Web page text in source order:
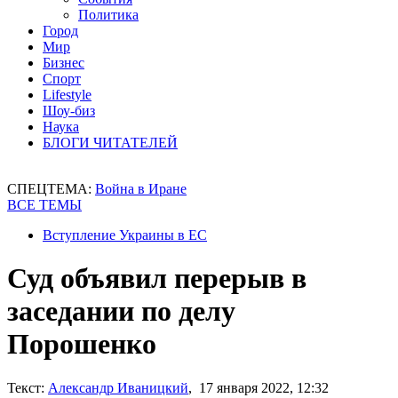
Политика
Город
Мир
Бизнес
Спорт
Lifestyle
Шоу-биз
Наука
БЛОГИ ЧИТАТЕЛЕЙ
СПЕЦТЕМА: Война в Иране
ВСЕ ТЕМЫ
Вступление Украины в ЕС
Суд объявил перерыв в
заседании по делу
Порошенко
Текст: Александр Иваницкий, 17 января 2022, 12:32